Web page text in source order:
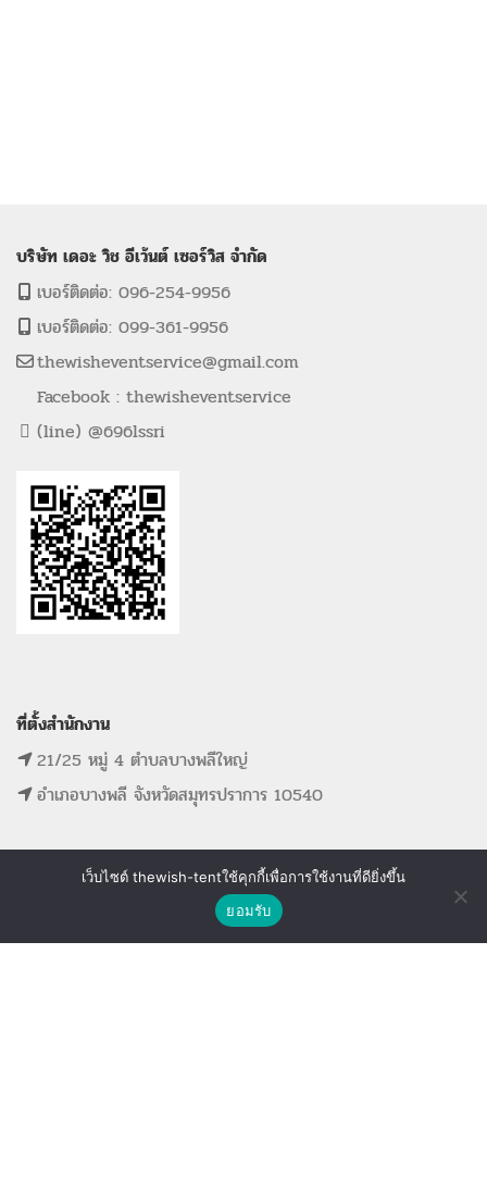
บริษัท เดอะ วิช อีเว้นต์ เซอร์วิส จำกัด
เบอร์ติดต่อ: 096-254-9956
เบอร์ติดต่อ: 099-361-9956
thewisheventservice@gmail.com
Facebook : thewisheventservice
(line) @696lssri
ที่ตั้งสำนักงาน
21/25 หมู่ 4 ตำบลบางพลีใหญ่
อำเภอบางพลี จังหวัดสมุทรปราการ 10540
หน้าแรก
SUPPORT LINK
ดูรายการที่ขอใบเสนอราคา
เว็บไซต์ thewish-tentใช้คุกกี้เพื่อการใช้งานที่ดียิ่งขึ้น
ยอมรับ
ติดต่อเรา